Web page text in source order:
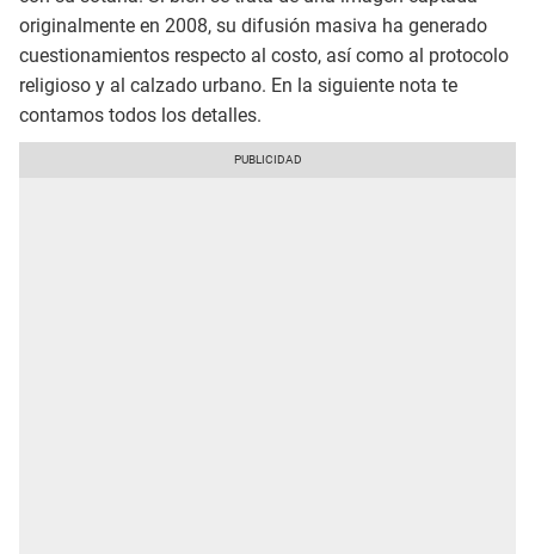
originalmente en 2008, su difusión masiva ha generado
cuestionamientos respecto al costo, así como al protocolo
religioso y al calzado urbano. En la siguiente nota te
contamos todos los detalles.